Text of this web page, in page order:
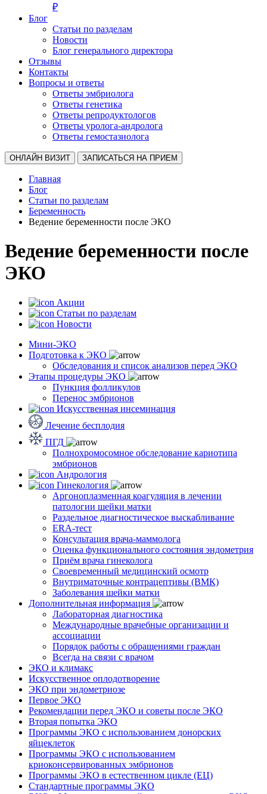
₽
Блог
Статьи по разделам
Новости
Блог генерального директора
Отзывы
Контакты
Вопросы и ответы
Ответы эмбриолога
Ответы генетика
Ответы репродуктологов
Ответы уролога-андролога
Ответы гемостазиолога
ОНЛАЙН ВИЗИТ ЗАПИСАТЬСЯ НА ПРИЕМ
Главная
Блог
Статьи по разделам
Беременность
Ведение беременности после ЭКО
Ведение беременности после
ЭКО
Акции
Статьи по разделам
Новости
Мини-ЭКО
Подготовка к ЭКО
Обследования и список анализов перед ЭКО
Этапы процедуры ЭКО
Пункция фолликулов
Перенос эмбрионов
Искусственная инсеминация
Лечение бесплодия
ПГД
Полнохромосомное обследование кариотипа
эмбрионов
Андрология
Гинекология
Аргоноплазменная коагуляция в лечении
патологии шейки матки
Раздельное диагностическое выскабливание
ERA-тест
Консультация врача-маммолога
Оценка функционального состояния эндометрия
Приём врача гинеколога
Своевременный медицинский осмотр
Внутриматочные контрацептивы (ВМК)
Заболевания шейки матки
Дополнительная информация
Лабораторная диагностика
Международные врачебные организации и
ассоциации
Порядок работы с обращениями граждан
Всегда на связи с врачом
ЭКО и климакс
Искусственное оплодотворение
ЭКО при эндометриозе
Первое ЭКО
Рекомендации перед ЭКО и советы после ЭКО
Вторая попытка ЭКО
Программы ЭКО с использованием донорских
яйцеклеток
Программы ЭКО с использованием
криоконсервированных эмбрионов
Программы ЭКО в естественном цикле (ЕЦ)
Стандартные программы ЭКО